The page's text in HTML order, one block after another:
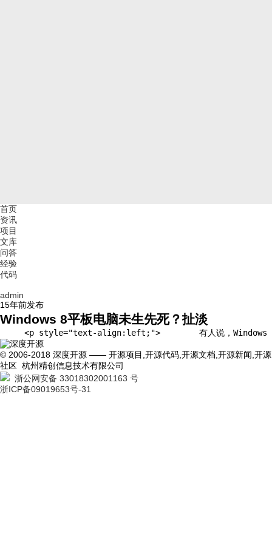
首页
资讯
项目
文库
问答
经验
代码
admin
15年前发布
Windows 8平板电脑未生先死？扯淡
<p style="text-align:left;">        有人说，Windows 8
© 2006-2018 深度开源 —— 开源项目,开源代码,开源文档,开源新闻,开源
社区 杭州精创信息技术有限公司
浙公网安备 33018302001163 号
浙ICP备09019653号-31